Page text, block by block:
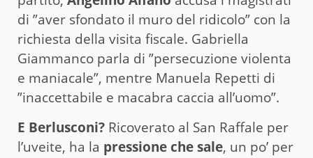
di ”aver sfondato il muro del ridicolo” con la
richiesta della visita fiscale. Gabriella
Giammanco parla di ”persecuzione violenta
e maniacale”, mentre Manuela Repetti di
”inaccettabile e macabra caccia all’uomo”.
E Berlusconi? Ricoverato al San Raffale per
l’uveite, ha la pressione che sale, un po’ per